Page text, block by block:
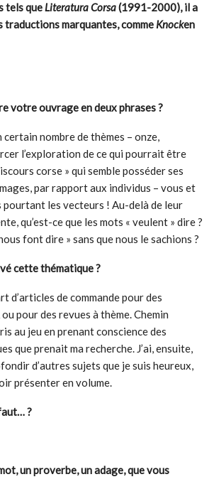
tels queLiteratura Corsa(1991-2000), il a
traductions marquantes, comme Knocken
votre ouvrage en deux phrases ?
certain nombre de thèmes – onze,
l’exploration de ce qui pourrait être
corse » qui semble posséder ses
par rapport aux individus – vous et
pourtant les vecteurs ! Au-delà de leur
qu’est-ce que les mots « veulent » dire ?
font dire » sans que nous le sachions ?
cette thématique ?
d’articles de commande pour des
pour des revues à thème. Chemin
au jeu en prenant conscience des
que prenait ma recherche. J’ai, ensuite,
d’autres sujets que je suis heureux,
présenter en volume.
?
un proverbe, un adage, que vous